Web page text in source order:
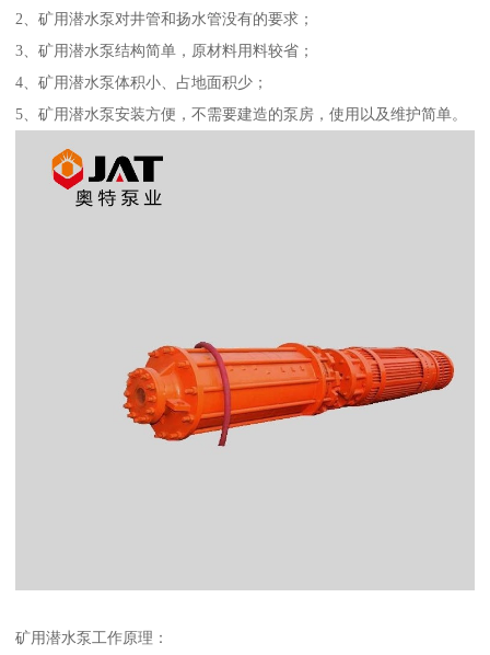
2、矿用潜水泵对井管和扬水管没有的要求；
3、矿用潜水泵结构简单，原材料用料较省；
4、矿用潜水泵体积小、占地面积少；
5、矿用潜水泵安装方便，不需要建造的泵房，使用以及维护简单。
矿用潜水泵工作原理：